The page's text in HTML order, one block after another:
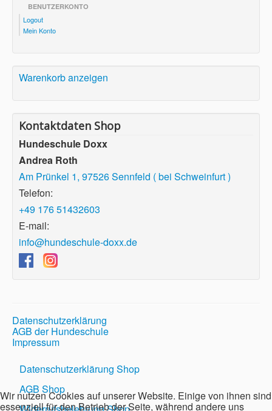
BENUTZERKONTO
Logout
Mein Konto
Warenkorb anzeigen
Kontaktdaten Shop
Hundeschule Doxx
Andrea Roth
Am Prünkel 1, 97526 Sennfeld ( bei Schweinfurt )
Telefon:
+49 176 51432603
E-mail:
info@hundeschule-doxx.de
Datenschutzerklärung
AGB der Hundeschule
Impressum
Datenschutzerklärung Shop
AGB Shop
Wir nutzen Cookies auf unserer Website. Einige von ihnen sind
essenziell für den Betrieb der Seite, während andere uns